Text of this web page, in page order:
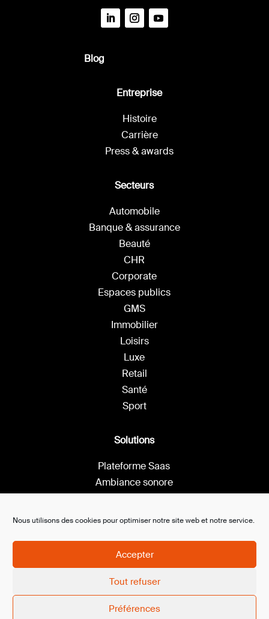
Nous utilisons des cookies pour optimiser notre site web et notre service.
Accepter
Tout refuser
Préférences
Solutions
Plateforme Saas
Ambiance sonore
Secteurs
Automobile
Banque & assurance
Beauté
CHR
Corporate
Espaces publics
GMS
Immobilier
Loisirs
Luxe
Retail
Santé
Sport
Entreprise
Histoire
Carrière
Press & awards
Blog
ByNeocaminowith ✓